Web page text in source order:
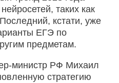
таких как
кстати, уже
ЕГЭ по
предметам.
министр РФ Михаил
стратегию